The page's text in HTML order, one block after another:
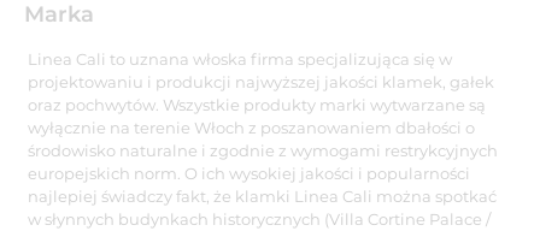
Marka
Linea Cali to uznana włoska firma specjalizująca się w
projektowaniu i produkcji najwyższej jakości klamek, gałek
oraz pochwytów. Wszystkie produkty marki wytwarzane są
wyłącznie na terenie Włoch z poszanowaniem dbałości o
środowisko naturalne i zgodnie z wymogami restrykcyjnych
europejskich norm. O ich wysokiej jakości i popularności
najlepiej świadczy fakt, że klamki Linea Cali można spotkać
w słynnych budynkach historycznych (Villa Cortine Palace /